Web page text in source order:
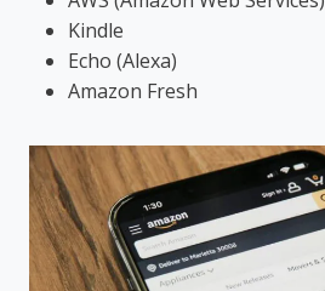
Kindle
Echo (Alexa)
Amazon Fresh